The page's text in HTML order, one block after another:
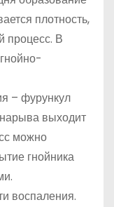
плотность,
процесс. В
– фурункул
выходит
можно
гнойника
воспаления.